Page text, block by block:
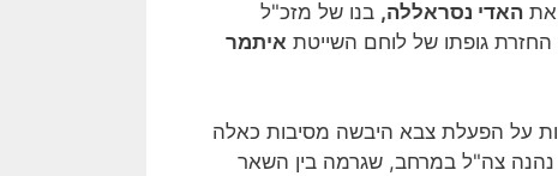
האדי נסראללה, בנו של מזכ"ל
גופתו של לוחם השייטת איתמר
על הפעלת צבא היבשה מסיבות כאלה
נהנה צה"ל במרחב, שגרמה בין השאר